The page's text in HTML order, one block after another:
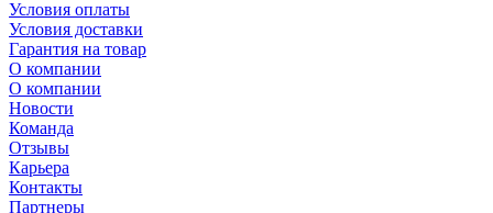
Условия оплаты
Условия доставки
Гарантия на товар
О компании
О компании
Новости
Команда
Отзывы
Карьера
Контакты
Партнеры